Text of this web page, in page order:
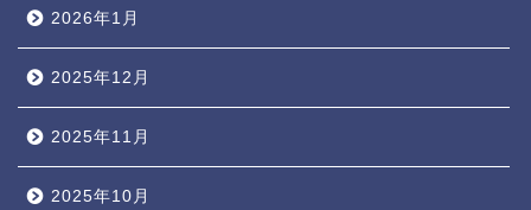
2026年1月
2025年12月
2025年11月
2025年10月